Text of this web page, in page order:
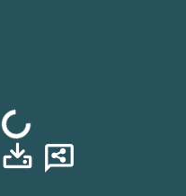
Φόρτωση...